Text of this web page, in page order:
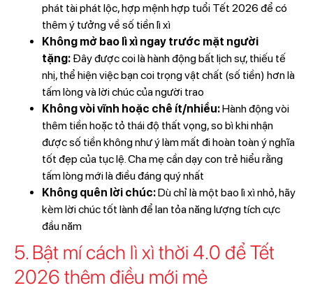
phát tài phát lộc, hợp mệnh hợp tuổi Tết 2026 để có
thêm ý tưởng về số tiền lì xì
Không mở bao lì xì ngay trước mặt người
tặng:Đây được coi là hành động bất lịch sự, thiếu tế
nhị, thể hiện việc bạn coi trọng vật chất (số tiền) hơn là
tấm lòng và lời chúc của người trao
Không vòi vĩnh hoặc chê ít/nhiều:Hành động vòi
thêm tiền hoặc tỏ thái độ thất vọng, so bì khi nhận
được số tiền không như ý làm mất đi hoàn toàn ý nghĩa
tốt đẹp của tục lệ. Cha mẹ cần dạy con trẻ hiểu rằng
tấm lòng mới là điều đáng quý nhất
Không quên lời chúc:Dù chỉ là một bao lì xì nhỏ, hãy
kèm lời chúc tốt lành để lan tỏa năng lượng tích cực
đầu năm
5. Bật mí cách lì xì thời 4.0 để Tết
2026 thêm điều mới mẻ